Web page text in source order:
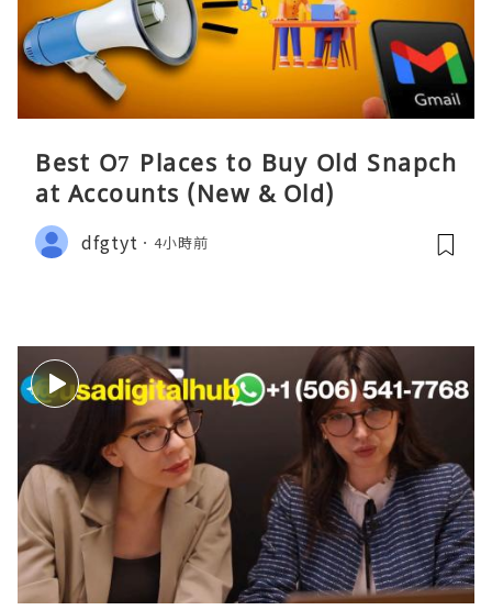
Best O7 Places to Buy Old Snapch
at Accounts (New & Old)
dfgtyt 4小時前